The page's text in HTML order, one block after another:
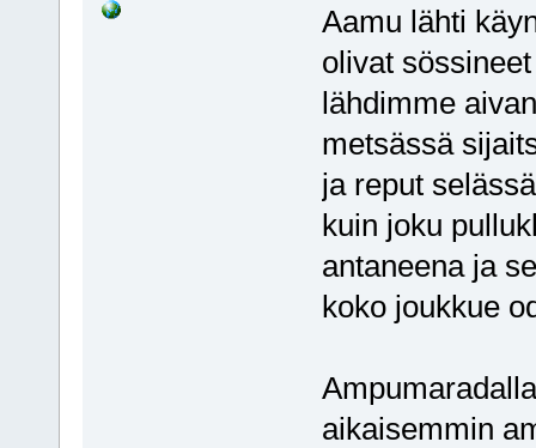
Aamu lähti
olivat
lähdimme
metsässä
ja reput
kuin joku
antaneena ja
koko joukkue
aikaisemmin